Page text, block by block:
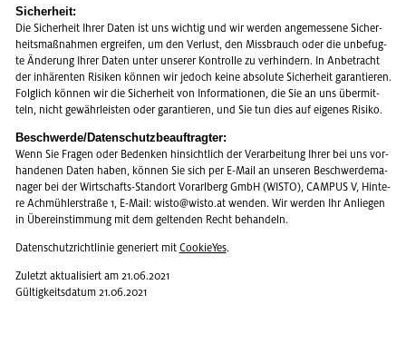
Si­cher­heit:
Die Si­cher­heit Ihrer Daten ist uns wich­tig und wir wer­den an­ge­mes­se­ne Si­cher­
heits­maß­nah­men er­grei­fen, um den Ver­lust, den Miss­brauch oder die un­be­fug­
te Än­de­rung Ihrer Daten unter un­se­rer Kon­trol­le zu ver­hin­dern. In An­be­tracht
der in­hä­ren­ten Ri­si­ken kön­nen wir je­doch keine ab­so­lu­te Si­cher­heit ga­ran­tie­ren.
Folg­lich kön­nen wir die Si­cher­heit von In­for­ma­tio­nen, die Sie an uns über­mit­
teln, nicht ge­währ­leis­ten oder ga­ran­tie­ren, und Sie tun dies auf ei­ge­nes Ri­si­ko.
Be­schwer­de/Da­ten­schutz­be­auf­trag­ter:
Wenn Sie Fra­gen oder Be­den­ken hin­sicht­lich der Ver­ar­bei­tung Ihrer bei uns vor­
han­de­nen Daten haben, kön­nen Sie sich per E-Mail an un­se­ren Be­schwer­de­ma­
na­ger bei der Wirt­schafts-Stand­ort Vor­arl­berg GmbH (WISTO), CAM­PUS V, Hin­te­
re Ach­müh­ler­stra­ße 1, E-Mail: wisto@​wisto.​at wen­den. Wir wer­den Ihr An­lie­gen
in Über­ein­stim­mung mit dem gel­ten­den Recht be­han­deln.
Da­ten­schutz­richt­li­nie ge­ne­riert mit Coo­kieYes.
Zu­letzt ak­tua­li­siert am 21.06.2021
Gül­tig­keits­da­tum 21.06.2021